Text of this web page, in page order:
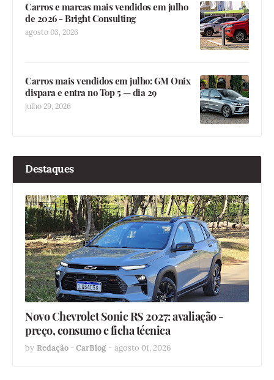
Carros e marcas mais vendidos em julho
de 2026 - Bright Consulting
agosto 03, 2026
Carros mais vendidos em julho: GM Onix
dispara e entra no Top 5 — dia 29
julho 29, 2026
Destaques
Novo Chevrolet Sonic RS 2027: avaliação -
preço, consumo e ficha técnica
by Redação - CarBlog - agosto 01, 2026